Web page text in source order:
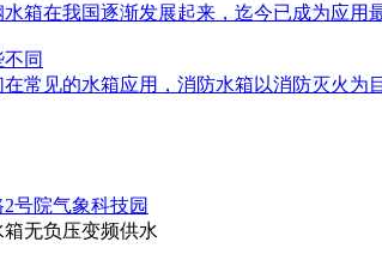
箱在我国逐渐发展起来，迄今已成为应用
同
常见的水箱应用，消防水箱以消防灭火为
号院气象科技园
无负压变频供水